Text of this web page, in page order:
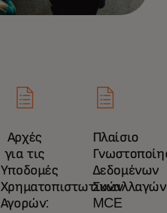
Αρχές
για τις
Υποδομές
Χρηματοπιστωτικών
Αγορών:
Πλαίσιο
Δεδομένων
Συναλλαγών
MCE‎